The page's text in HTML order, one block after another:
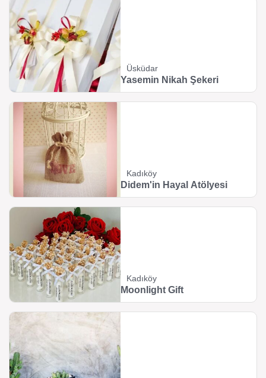
Üsküdar
Yasemin Nikah Şekeri
Kadıköy
Didem'in Hayal Atölyesi
Kadıköy
Moonlight Gift